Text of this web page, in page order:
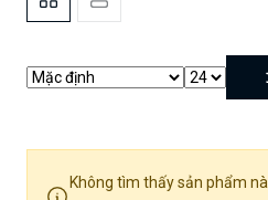
Không tìm thấy sản phẩm